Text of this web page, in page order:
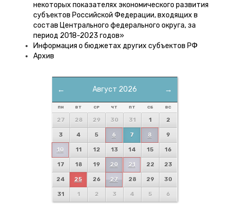
некоторых показателях экономического развития
субъектов Российской Федерации, входящих в
состав Центрального федерального округа, за
период 2018-2023 годов»
Информация о бюджетах других субъектов РФ
Архив
← →
Август 2026
ПН ВТ СР ЧТ ПТ СБ ВС
27 28 29 30 31 1 2
3 4 5 6 7 8 9
10 11 12 13 14 15 16
17 18 19 20 21 22 23
24 25 26 27 28 29 30
31 1 2 3 4 5 6